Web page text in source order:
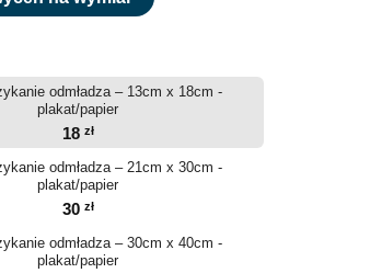
odmładza – 13cm x 18cm -
plakat/papier
18 zł
odmładza – 21cm x 30cm -
plakat/papier
30 zł
odmładza – 30cm x 40cm -
plakat/papier